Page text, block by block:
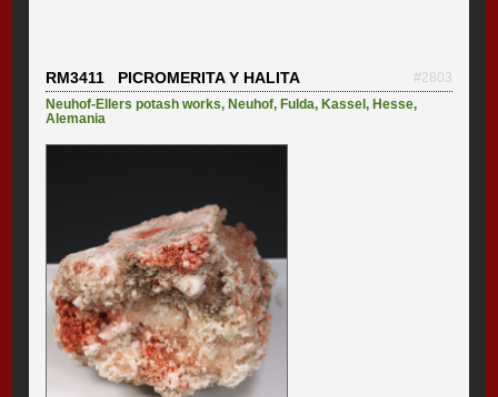
RM3411 PICROMERITA Y HALITA
#2803
Neuhof-Ellers potash works,Neuhof,Fulda,Kassel,Hesse,
Alemania